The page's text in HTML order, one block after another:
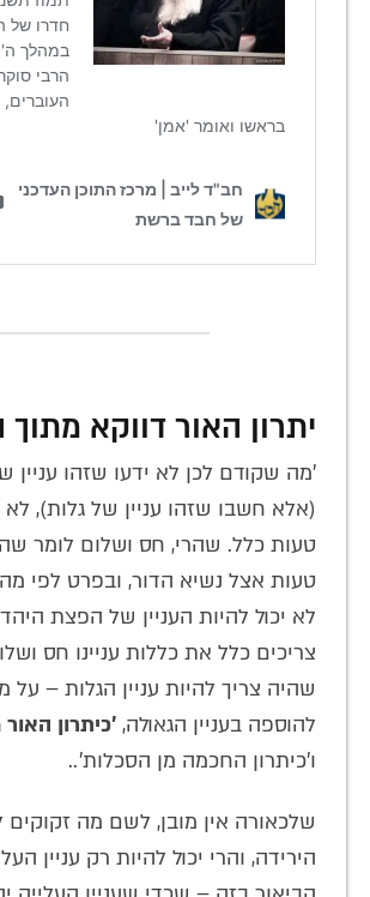
יתרון האור דווקא
'מה שקודם לכן לא ידעו שזהו עניין
(אלא חשבו שזהו עניין של גלות), לא
טעות כלל. שהרי, חס ושלום לומר
טעות אצל נשיא הדור, ובפרט לפי
לא יכול להיות העניין של הפצת
צריכים כלל את כללות עניינו חס
שהיה צריך להיות עניין הגלות – על
להוספה בעניין הגאולה, 'כיתרון
ו'כיתרון החכמה מן הסכלות'..
שלכאורה אין מובן, לשם מה זקוקים
הירידה, והרי יכול להיות רק עניין